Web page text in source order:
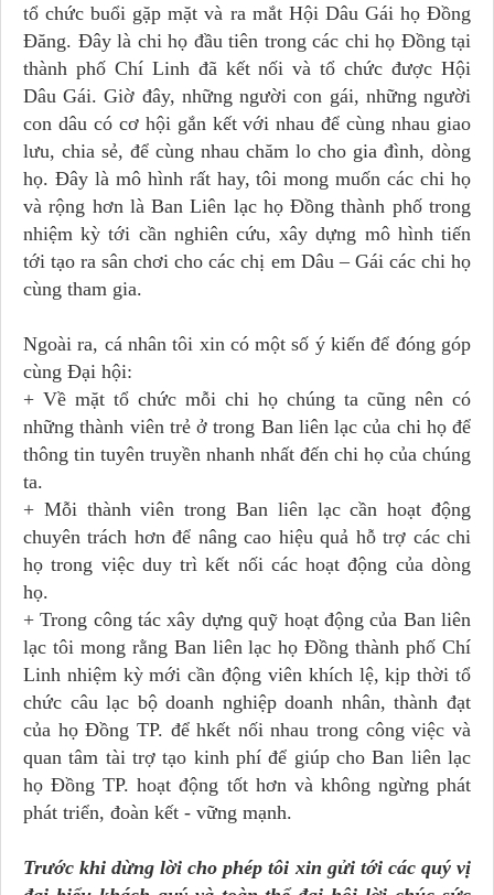
tổ chức buổi gặp mặt và ra mắt Hội Dâu Gái họ Đồng
Đăng. Đây là chi họ đầu tiên trong các chi họ Đồng tại
thành phố Chí Linh đã kết nối và tổ chức được Hội
Dâu Gái. Giờ đây, những người con gái, những người
con dâu có cơ hội gắn kết với nhau để cùng nhau giao
lưu, chia sẻ, để cùng nhau chăm lo cho gia đình, dòng
họ. Đây là mô hình rất hay, tôi mong muốn các chi họ
và rộng hơn là Ban Liên lạc họ Đồng thành phố trong
nhiệm kỳ tới cần nghiên cứu, xây dựng mô hình tiến
tới tạo ra sân chơi cho các chị em Dâu – Gái các chi họ
cùng tham gia.
Ngoài ra, cá nhân tôi xin có một số ý kiến để đóng góp
cùng Đại hội:
+ Về mặt tổ chức mỗi chi họ chúng ta cũng nên có
những thành viên trẻ ở trong Ban liên lạc của chi họ để
thông tin tuyên truyền nhanh nhất đến chi họ của chúng
ta.
+ Mỗi thành viên trong Ban liên lạc cần hoạt động
chuyên trách hơn để nâng cao hiệu quả hỗ trợ các chi
họ trong việc duy trì kết nối các hoạt động của dòng
họ.
+ Trong công tác xây dựng quỹ hoạt động của Ban liên
lạc tôi mong rằng Ban liên lạc họ Đồng thành phố Chí
Linh nhiệm kỳ mới cần động viên khích lệ, kịp thời tổ
chức câu lạc bộ doanh nghiệp doanh nhân, thành đạt
của họ Đồng TP. để hkết nối nhau trong công việc và
quan tâm tài trợ tạo kinh phí để giúp cho Ban liên lạc
họ Đồng TP. hoạt động tốt hơn và không ngừng phát
phát triển, đoàn kết - vững mạnh.
Trước khi dừng lời cho phép tôi xin gửi tới các quý vị